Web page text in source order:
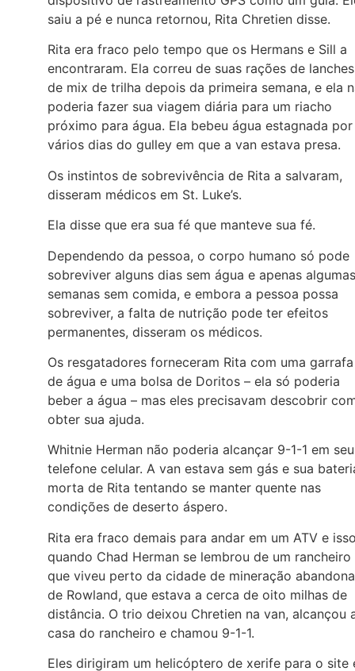
saiu a pé e nunca retornou, Rita Chretien disse.
Rita era fraco pelo tempo que os Hermans e Sill a
encontraram. Ela correu de suas rações de lanches
de mix de trilha depois da primeira semana, e ela
poderia fazer sua viagem diária para um riacho
próximo para água. Ela bebeu água estagnada por
vários dias do gulley em que a van estava presa.
Os instintos de sobrevivência de Rita a salvaram,
disseram médicos em St. Luke’s.
Ela disse que era sua fé que manteve sua fé.
Dependendo da pessoa, o corpo humano só pode
sobreviver alguns dias sem água e apenas algumas
semanas sem comida, e embora a pessoa possa
sobreviver, a falta de nutrição pode ter efeitos
permanentes, disseram os médicos.
Os resgatadores forneceram Rita com uma garrafa
de água e uma bolsa de Doritos – ela só poderia
beber a água – mas eles precisavam descobrir
obter sua ajuda.
Whitnie Herman não poderia alcançar 9-1-1 em seu
telefone celular. A van estava sem gás e sua
morta de Rita tentando se manter quente nas
condições de deserto áspero.
Rita era fraco demais para andar em um ATV e
quando Chad Herman se lembrou de um rancheiro
que viveu perto da cidade de mineração
de Rowland, que estava a cerca de oito milhas de
distância. O trio deixou Chretien na van, alcançou
casa do rancheiro e chamou 9-1-1.
Eles dirigiram um helicóptero de xerife para o site